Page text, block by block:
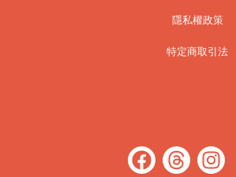
隱私權政策
特定商取引法